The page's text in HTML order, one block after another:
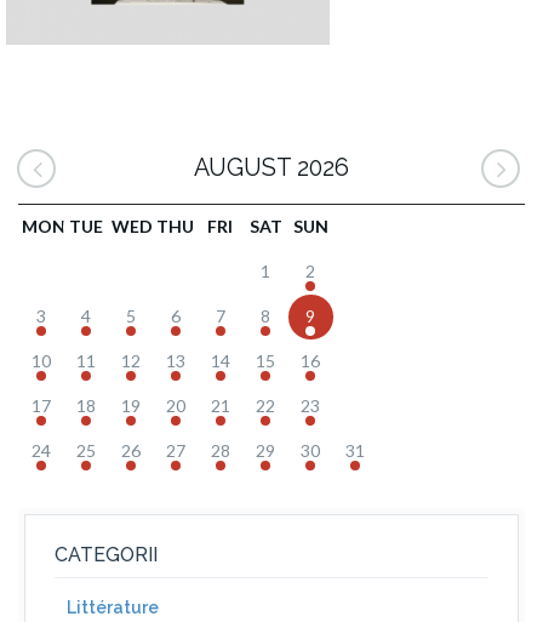
AUGUST 2026
MON TUE WED THU FRI SAT SUN
1 2
3 4 5 6 7 8 9
10 11 12 13 14 15 16
17 18 19 20 21 22 23
24 25 26 27 28 29 30 31
CATEGORII
Littérature